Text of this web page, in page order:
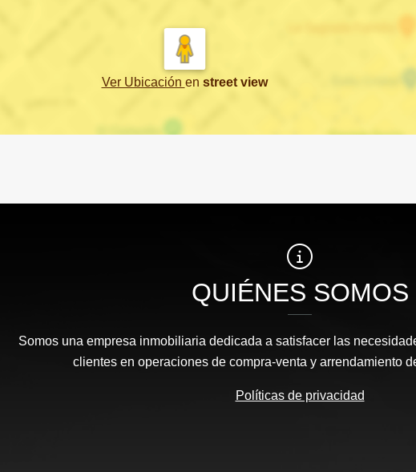
Ver Ubicación en street view
QUIÉNES SOMOS
Somos una empresa inmobiliaria dedicada a satisfacer las
clientes en operaciones de compra-venta y arrendamiento
Políticas de privacidad